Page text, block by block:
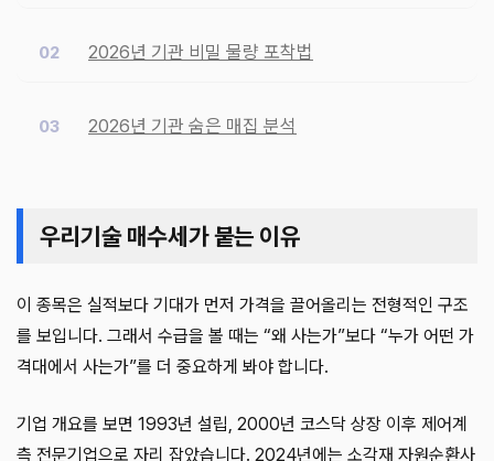
2026년 기관 비밀 물량 포착법
2026년 기관 숨은 매집 분석
우리기술 매수세가 붙는 이유
이 종목은 실적보다 기대가 먼저 가격을 끌어올리는 전형적인 구조
를 보입니다. 그래서 수급을 볼 때는 “왜 사는가”보다 “누가 어떤 가
격대에서 사는가”를 더 중요하게 봐야 합니다.
기업 개요를 보면 1993년 설립, 2000년 코스닥 상장 이후 제어계
측 전문기업으로 자리 잡았습니다. 2024년에는 소각재 자원순환사